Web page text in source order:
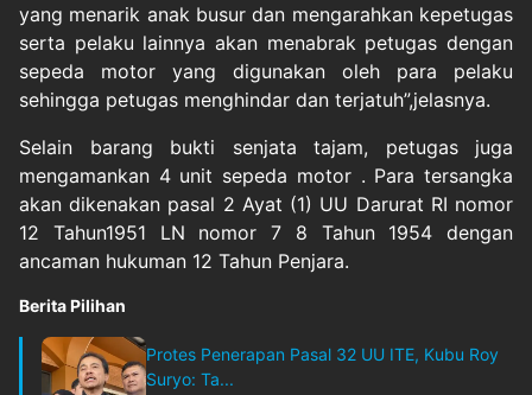
yang menarik anak busur dan mengarahkan kepetugas
serta pelaku lainnya akan menabrak petugas dengan
sepeda motor yang digunakan oleh para pelaku
sehingga petugas menghindar dan terjatuh”,jelasnya.
Selain barang bukti senjata tajam, petugas juga
mengamankan 4 unit sepeda motor . Para tersangka
akan dikenakan pasal 2 Ayat (1) UU Darurat RI nomor
12 Tahun1951 LN nomor 7 8 Tahun 1954 dengan
ancaman hukuman 12 Tahun Penjara.
Berita Pilihan
Protes Penerapan Pasal 32 UU ITE, Kubu Roy
Suryo: Ta...